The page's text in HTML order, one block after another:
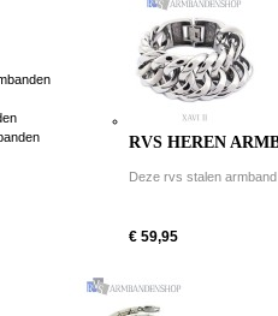
RVS HEREN
Deze rvs stalen
€ 59,95